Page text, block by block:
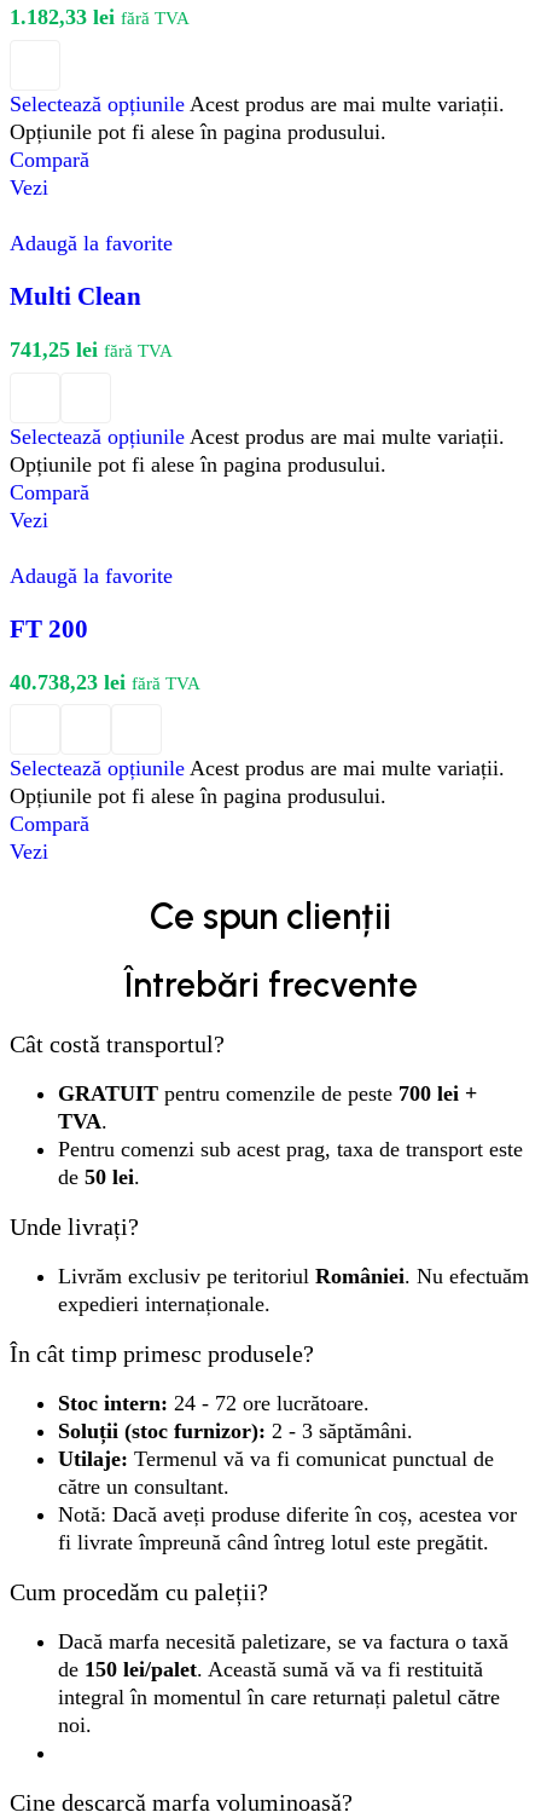
1.182,33 lei fără TVA
Selectează opțiunile Acest produs are mai multe variații.
Opțiunile pot fi alese în pagina produsului.
Compară
Vezi
Adaugă la favorite
Multi Clean
741,25 lei fără TVA
Selectează opțiunile Acest produs are mai multe variații.
Opțiunile pot fi alese în pagina produsului.
Compară
Vezi
Adaugă la favorite
FT 200
40.738,23 lei fără TVA
Selectează opțiunile Acest produs are mai multe variații.
Opțiunile pot fi alese în pagina produsului.
Compară
Vezi
Ce spun clienții
Întrebări frecvente
Cât costă transportul?
GRATUIT pentru comenzile de peste 700 lei +
TVA.
Pentru comenzi sub acest prag, taxa de transport este
de 50 lei.
Unde livrați?
Livrăm exclusiv pe teritoriul României. Nu efectuăm
expedieri internaționale.
În cât timp primesc produsele?
Stoc intern: 24 - 72 ore lucrătoare.
Soluții (stoc furnizor): 2 - 3 săptămâni.
Utilaje: Termenul vă va fi comunicat punctual de
către un consultant.
Notă: Dacă aveți produse diferite în coș, acestea vor
fi livrate împreună când întreg lotul este pregătit.
Cum procedăm cu paleții?
Dacă marfa necesită paletizare, se va factura o taxă
de 150 lei/palet. Această sumă vă va fi restituită
integral în momentul în care returnați paletul către
noi.
Cine descarcă marfa voluminoasă?